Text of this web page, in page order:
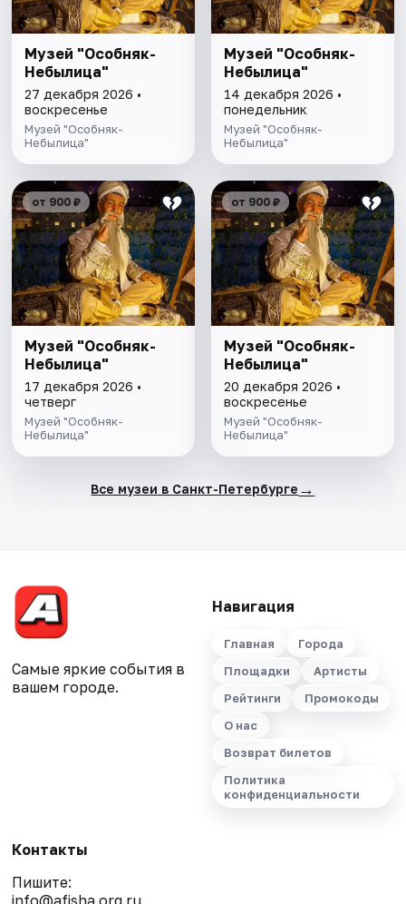
Музей "Особняк-
Небылица"
27 декабря 2026 •
воскресенье
Музей "Особняк-
Небылица"
Музей "Особняк-
Небылица"
14 декабря 2026 •
понедельник
Музей "Особняк-
Небылица"
от 900 ₽
Музей "Особняк-
Небылица"
17 декабря 2026 •
четверг
Музей "Особняк-
Небылица"
от 900 ₽
Музей "Особняк-
Небылица"
20 декабря 2026 •
воскресенье
Музей "Особняк-
Небылица"
Все музеи в Санкт-Петербурге →
Самые яркие события в
вашем городе.
Навигация
Главная
Города
Площадки
Артисты
Рейтинги
Промокоды
О нас
Возврат билетов
Политика
конфиденциальности
Контакты
Пишите: